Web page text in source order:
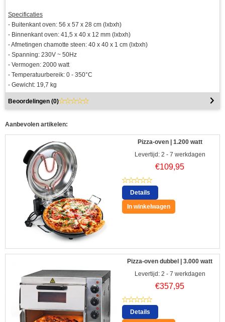
Specificaties
- Buitenkant oven: 56 x 57 x 28 cm (lxbxh)
- Binnenkant oven: 41,5 x 40 x 12 mm (lxbxh)
- Afmetingen chamotte steen: 40 x 40 x 1 cm (lxbxh)
- Spanning: 230V ~ 50Hz
- Vermogen: 2000 watt
- Temperatuurbereik: 0 - 350°C
- Gewicht: 19,7 kg
Beoordelingen (0)
Aanbevolen artikelen:
Pizza-oven | 1.200 watt
Levertijd: 2 - 7 werkdagen
€109,95
Details
In winkelwagen
Pizza-oven dubbel | 3.000 watt
Levertijd: 2 - 7 werkdagen
€357,95
Details